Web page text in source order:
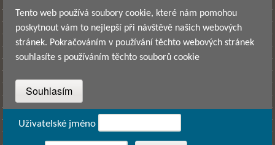
Přejít k hlavnímu obsahu
Tento web používá soubory cookie, které nám pomohou
poskytnout vám to nejlepší při návštěvě našich webových
stránek. Pokračováním v používání těchto webových stránek
souhlasíte s používáním těchto souborů cookie
Přihlášení
Uživatelské jméno